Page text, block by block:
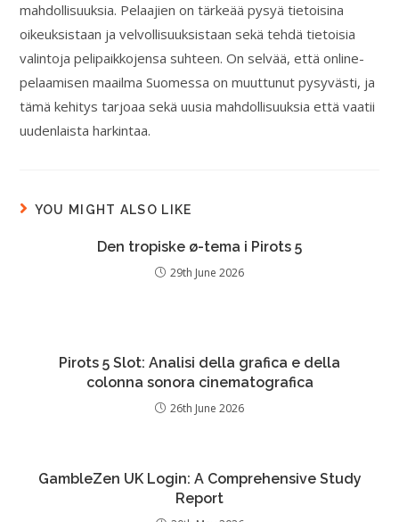
mahdollisuuksia. Pelaajien on tärkeää pysyä tietoisina
oikeuksistaan ja velvollisuuksistaan sekä tehdä tietoisia
valintoja pelipaikkojensa suhteen. On selvää, että online-
pelaamisen maailma Suomessa on muuttunut pysyvästi, ja
tämä kehitys tarjoaa sekä uusia mahdollisuuksia että vaatii
uudenlaista harkintaa.
YOU MIGHT ALSO LIKE
Den tropiske ø-tema i Pirots 5
29th June 2026
Pirots 5 Slot: Analisi della grafica e della
colonna sonora cinematografica
26th June 2026
GambleZen UK Login: A Comprehensive Study
Report